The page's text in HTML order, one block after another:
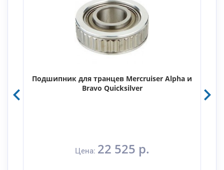
Подшипник для транцев Mercruiser Alpha и
Bravo Quicksilver
Цена: 22 525 р.